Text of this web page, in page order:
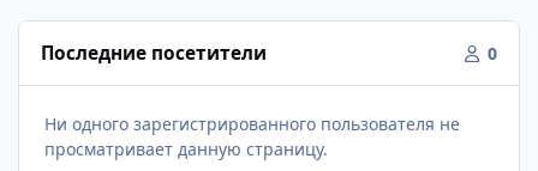
Последние посетители 0
Ни одного зарегистрированного пользователя не
просматривает данную страницу.